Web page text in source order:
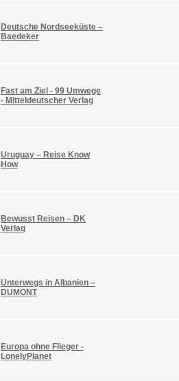
Deutsche Nordseeküste –
Baedeker
Fast am Ziel - 99 Umwege
- Mitteldeutscher Verlag
Uruguay – Reise Know
How
Bewusst Reisen – DK
Verlag
Unterwegs in Albanien –
DUMONT
Europa ohne Flieger -
LonelyPlanet